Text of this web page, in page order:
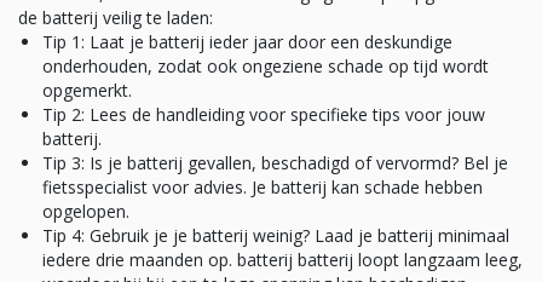
de batterij veilig te laden:
Tip 1: Laat je batterij ieder jaar door een deskundige
onderhouden, zodat ook ongeziene schade op tijd wordt
opgemerkt.
Tip 2: Lees de handleiding voor specifieke tips voor jouw
batterij.
Tip 3: Is je batterij gevallen, beschadigd of vervormd? Bel je
fietsspecialist voor advies. Je batterij kan schade hebben
opgelopen.
Tip 4: Gebruik je je batterij weinig? Laad je batterij minimaal
iedere drie maanden op. batterij batterij loopt langzaam leeg,